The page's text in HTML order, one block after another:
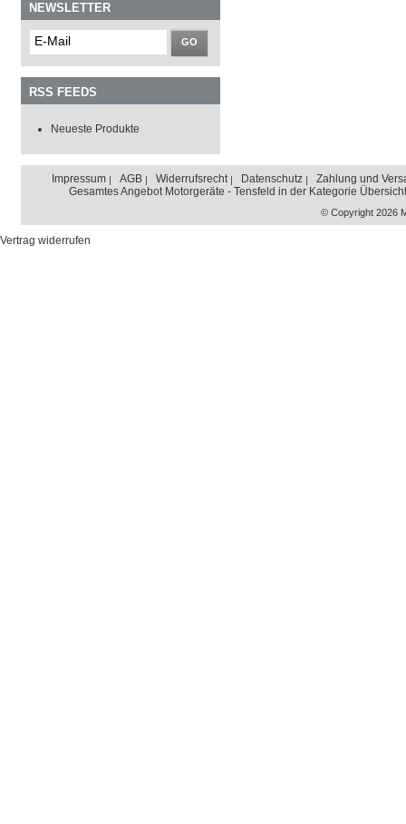
NEWSLETTER
GO
RSS FEEDS
Neueste Produkte
Impressum AGB Widerrufsrecht Datenschutz
Zahlung und
Gesamtes Angebot Motorgeräte - Tensfeld in der Kategorie Übersicht
© Copyright 2026
Vertrag widerrufen